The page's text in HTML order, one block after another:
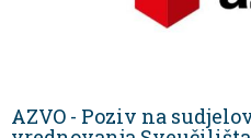
AZVO - Poziv na